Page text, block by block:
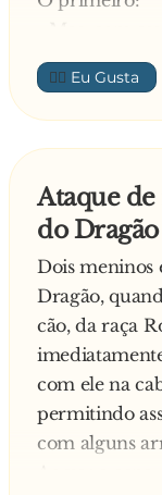
- Mas, com
que estás mais
O diz o
- Pois estou,
fico cá com
👍🏼
Ataque
do Dragão
Dois meninos
Dragão,
cão, da raça
com ele na
permitindo
com alguns
Ao ver a